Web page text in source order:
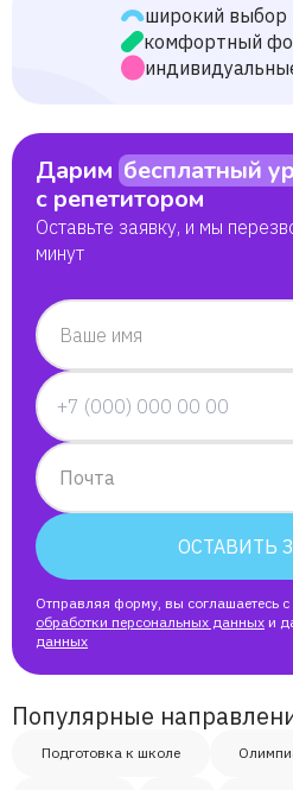
Бондарева Ирина
Самый лучший
Самый лучший
Бондарева Ирина
Самый лучший
Александр
Роберт
Максим
Епракся
Софья
широкий выбор
комфортный
Дарим бесплатный
с репетитором
Оставьте заявку, и мы
минут
Ваше имя
Почта
ОСТАВИТЬ
Отправляя форму, вы соглашаетесь с
обработки персональных данных и
данных
Популярные
Подготовка к школе